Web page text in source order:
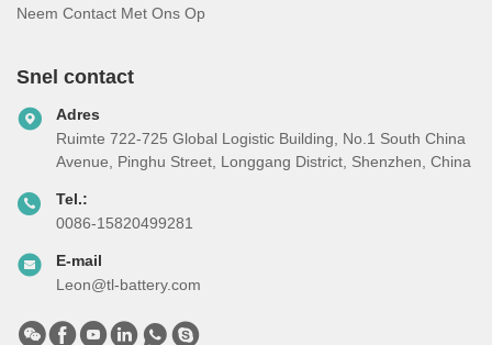
Neem Contact Met Ons Op
Snel contact
Adres
Ruimte 722-725 Global Logistic Building, No.1 South China
Avenue, Pinghu Street, Longgang District, Shenzhen, China
Tel.:
0086-15820499281
E-mail
Leon@tl-battery.com